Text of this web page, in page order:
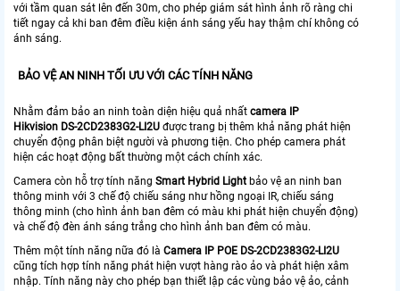
với tầm quan sát lên đến 30m, cho phép giám sát hình ảnh rõ ràng chi
tiết ngay cả khi ban đêm điều kiện ánh sáng yếu hay thậm chí không có
ánh sáng.
BẢO VỆ AN NINH TỐI ƯU VỚI CÁC TÍNH NĂNG
Nhằm đảm bảo an ninh toàn diện hiệu quả nhất camera IP
Hikvision DS-2CD2383G2-LI2U được trang bị thêm khả năng phát hiện
chuyển động phân biệt người và phương tiện. Cho phép camera phát
hiện các hoạt động bất thường một cách chính xác.
Camera còn hỗ trợ tính năng Smart Hybrid Light bảo vệ an ninh ban
thông minh với 3 chế độ chiếu sáng như hồng ngoại IR, chiếu sáng
thông minh (cho hình ảnh ban đêm có màu khi phát hiện chuyển động)
và chế độ đèn ánh sáng trắng cho hình ảnh ban đêm có màu.
Thêm một tính năng nữa đó là Camera IP POE DS-2CD2383G2-LI2U
cũng tích hợp tính năng phát hiện vượt hàng rào ảo và phát hiện xâm
nhập. Tính năng này cho phép bạn thiết lập các vùng bảo vệ ảo, cảnh